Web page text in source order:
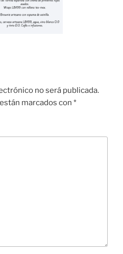
no será publicada.
marcados con *